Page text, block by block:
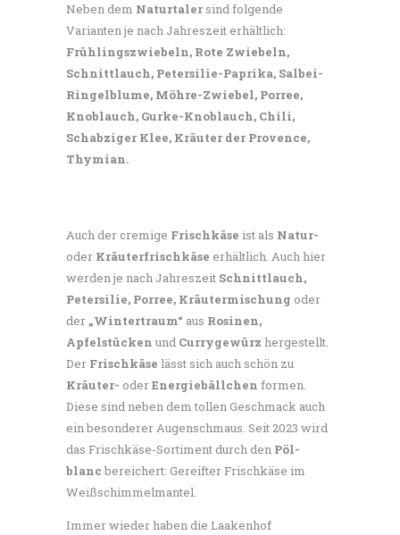
Neben dem Naturtalersind folgende
Varianten je nach Jahreszeit erhältlich:
Frühlingszwiebeln, Rote Zwiebeln,
Schnittlauch, Petersilie-Paprika, Salbei-
Ringelblume, Möhre-Zwiebel, Porree,
Knoblauch, Gurke-Knoblauch, Chili,
Schabziger Klee, Kräuter der Provence,
Thymian.
Auch der cremige Frischkäse ist als Natur-
oder Kräuterfrischkäse erhältlich. Auch hier
werden je nach Jahreszeit Schnittlauch,
Petersilie, Porree, Kräutermischung oder
der „Wintertraum“ aus Rosinen,
Apfelstücken und Currygewürz hergestellt.
Der Frischkäse lässt sich auch schön zu
Kräuter- oderEnergiebällchen formen.
Diese sind neben dem tollen Geschmack auch
ein besonderer Augenschmaus. Seit 2023 wird
das Frischkäse-Sortiment durch den Pöl-
blancbereichert: Gereifter Frischkäse im
Weißschimmelmantel.
Immer wieder haben die Laakenhof